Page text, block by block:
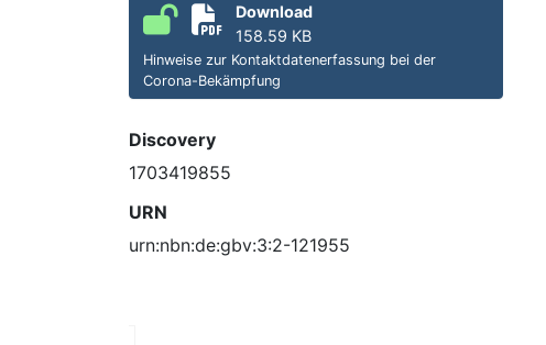
Download
158.59 KB
Hinweise zur Kontaktdatenerfassung bei der
Corona-Bekämpfung
Discovery
1703419855
URN
urn:nbn:de:gbv:3:2-121955